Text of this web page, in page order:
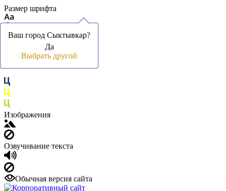
Размер шрифта
Цвет фона и шрифта
Изображения
Озвучивание текста
Обычная версия сайта
Ваш город Сыктывкар?
Да
Выбрать другой
Ваш город Сыктывкар?
Да
Выбрать другой